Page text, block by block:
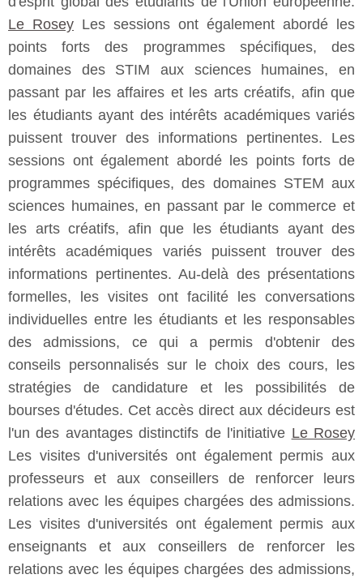
Le Rosey Les sessions ont également abordé les
points forts des programmes spécifiques, des
domaines des STIM aux sciences humaines, en
passant par les affaires et les arts créatifs, afin que
les étudiants ayant des intérêts académiques variés
puissent trouver des informations pertinentes. Les
sessions ont également abordé les points forts de
programmes spécifiques, des domaines STEM aux
sciences humaines, en passant par le commerce et
les arts créatifs, afin que les étudiants ayant des
intérêts académiques variés puissent trouver des
informations pertinentes. Au-delà des présentations
formelles, les visites ont facilité les conversations
individuelles entre les étudiants et les responsables
des admissions, ce qui a permis d'obtenir des
conseils personnalisés sur le choix des cours, les
stratégies de candidature et les possibilités de
bourses d'études. Cet accès direct aux décideurs est
l'un des avantages distinctifs de l'initiative Le Rosey
Les visites d'universités ont également permis aux
professeurs et aux conseillers de renforcer leurs
relations avec les équipes chargées des admissions.
Les visites d'universités ont également permis aux
enseignants et aux conseillers de renforcer les
relations avec les équipes chargées des admissions,